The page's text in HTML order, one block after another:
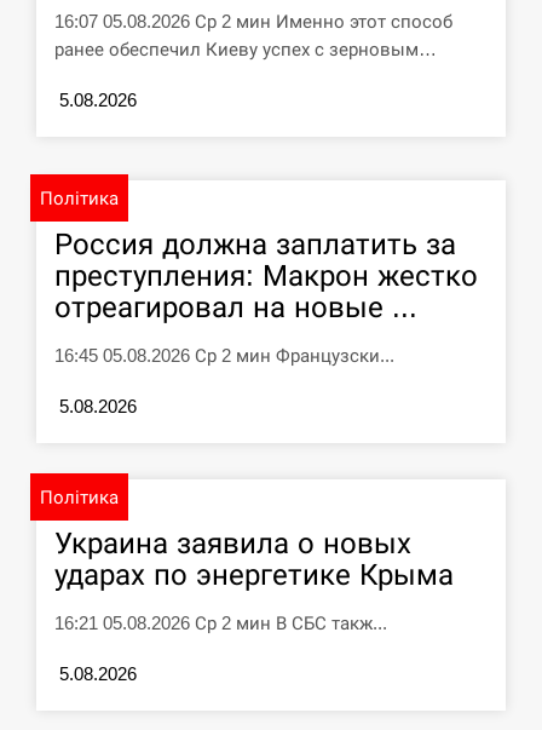
16:07 05.08.2026 Ср 2 мин Именно этот способ
ранее обеспечил Киеву успех с зерновым…
5.08.2026
Політика
Россия должна заплатить за
преступления: Макрон жестко
отреагировал на новые ...
16:45 05.08.2026 Ср 2 мин Французски...
5.08.2026
Політика
Украина заявила о новых
ударах по энергетике Крыма
16:21 05.08.2026 Ср 2 мин В СБС такж...
5.08.2026